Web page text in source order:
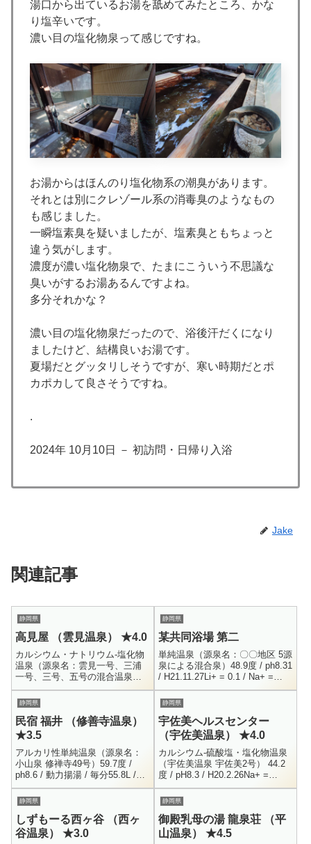
湯口から出ているお湯を舐めてみたところ、かな
り塩辛いです。
濃い目の塩化物泉って感じですね。
お湯からはほんのり塩化物系の潮臭があります。
それとは別にクレゾール系の消毒臭のようなもの
も感じました。
一瞬塩素臭を疑いましたが、塩素臭ともちょっと
違う気がします。
濃度が濃い塩化物泉で、たまにこういう不思議な
臭いがするお湯あるんですよね。
多分それかな？
濃い目の塩化物泉だったので、浴後汗だくになり
ましたけど、結構良いお湯です。
夏場だとグッタリしそうですが、寒い時期だとポ
カポカして良さそうですね。
.
2024年 10月10日 － 初訪問・日帰り入浴
Jake
関連記事
静岡県
高見屋 （雲見温泉） ★4.0
カルシウム・ナトリウム-塩化物
温泉（源泉名：雲見一号、三浦
一号、三号、五号の混合温泉）
50.6度 / 動力揚湯 / 供給量 = 毎
分15L、露天へは毎分4.5L静岡県
賀茂郡松崎町雲...
静岡県
某共同浴場 第二
単純温泉（源泉名：〇〇地区 5源
泉による混合泉）48.9度 / ph8.31
/ H21.11.27Li+ = 0.1 / Na+ =
220.9 / K+ = 9.1 / Mg+...
静岡県
民宿 福井 （修善寺温泉）
★3.5
アルカリ性単純温泉（源泉名：
小山泉 修禅寺49号）59.7度 /
ph8.6 / 動力揚湯 / 毎分55.8L /
2022.7.5Na+ = 156.1 / K+ = 4.1
/...
静岡県
宇佐美ヘルスセンター
（宇佐美温泉） ★4.0
カルシウム-硫酸塩・塩化物温泉
（宇佐美温泉 宇佐美2号） 44.2
度 / pH8.3 / H20.2.26Na+ =
154.8 / Ca++ = 656.4 / Mg++
0.2...
静岡県
しずもーる西ヶ谷 （西ヶ
谷温泉） ★3.0
静岡県
御殿乳母の湯 龍泉荘 （平
山温泉） ★4.5